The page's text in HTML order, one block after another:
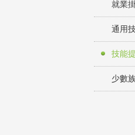
就業
通用
技能
少數